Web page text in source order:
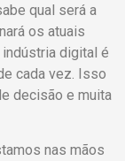
qual será a
os atuais
digital é
cada vez. Isso
decisão e muita
nas mãos